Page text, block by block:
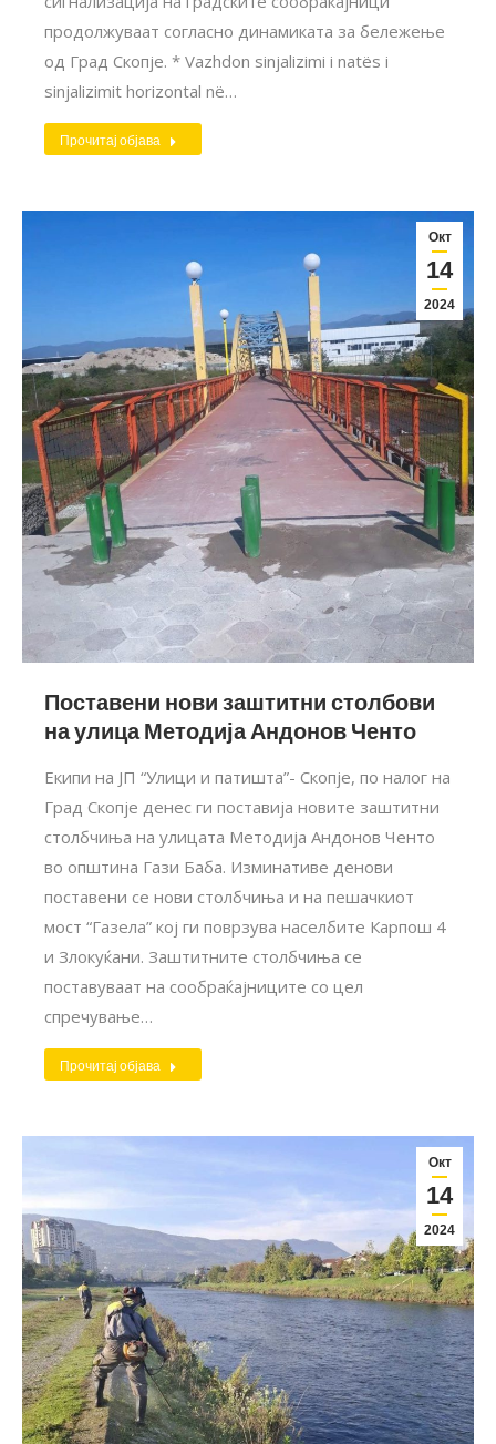
продолжуваат согласно динамиката за бележење
од Град Скопје. * Vazhdon sinjalizimi i natës i
sinjalizimit horizontal në…
Прочитај објава
Окт
14
2024
Поставени нови заштитни столбови
на улица Методија Андонов Ченто
Екипи на ЈП “Улици и патишта”- Скопје, по налог на
Град Скопје денес ги поставија новите заштитни
столбчиња на улицата Методија Андонов Ченто
во општина Гази Баба. Изминативе денови
поставени се нови столбчиња и на пешачкиот
мост “Газела” кој ги поврзува населбите Карпош 4
и Злокуќани. Заштитните столбчиња се
поставуваат на сообраќајниците со цел
спречување…
Прочитај објава
Окт
14
2024